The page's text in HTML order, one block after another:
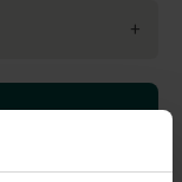
+